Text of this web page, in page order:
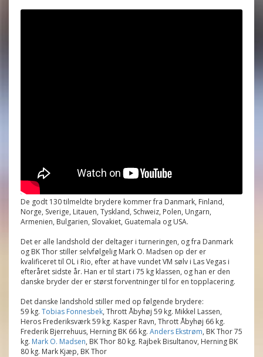
De godt 130 tilmeldte brydere kommer fra Danmark, Finland,
Norge, Sverige, Litauen, Tyskland, Schweiz, Polen, Ungarn,
Armenien, Bulgarien, Slovakiet, Guatemala og USA.
Det er alle landshold der deltager i turneringen, og fra Danmark
og BK Thor stiller selvfølgelig Mark O. Madsen op der er
kvalificeret til OL i Rio, efter at have vundet VM sølv i Las Vegas i
efteråret sidste år. Han er til start i 75 kg klassen, og han er den
danske bryder der er størst forventninger til for en topplacering.
Det danske landshold stiller med op følgende brydere:
59 kg. Tobias Fonnesbek, Thrott Åbyhøj 59 kg. Mikkel Lassen,
Heros Frederiksværk 59 kg. Kasper Ravn, Thrott Åbyhøj 66 kg.
Frederik Bjerrehuus, Herning BK 66 kg. Anders Ekstrøm, BK Thor 75
kg. Mark O. Madsen, BK Thor 80 kg. Rajbek Bisultanov, Herning BK
80 kg. Mark Kjæp, BK Thor